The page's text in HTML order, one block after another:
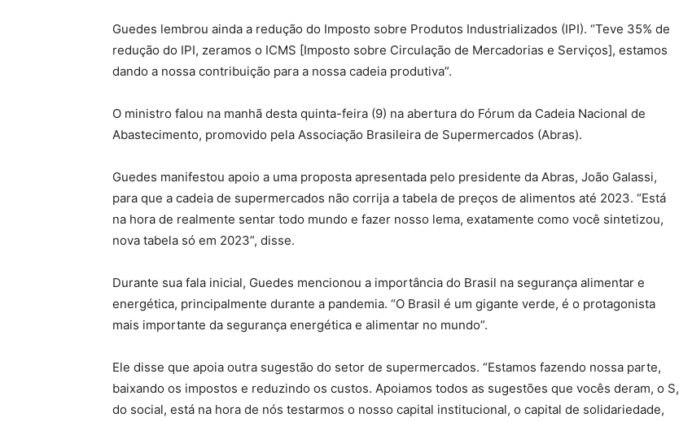
Guedes lembrou ainda a redução do Imposto sobre Produtos Industrializados (IPI). “Teve 35% de
redução do IPI, zeramos o ICMS [Imposto sobre Circulação de Mercadorias e Serviços], estamos
dando a nossa contribuição para a nossa cadeia produtiva”.
O ministro falou na manhã desta quinta-feira (9) na abertura do Fórum da Cadeia Nacional de
Abastecimento, promovido pela Associação Brasileira de Supermercados (Abras).
Guedes manifestou apoio a uma proposta apresentada pelo presidente da Abras, João Galassi,
para que a cadeia de supermercados não corrija a tabela de preços de alimentos até 2023. “Está
na hora de realmente sentar todo mundo e fazer nosso lema, exatamente como você sintetizou,
nova tabela só em 2023”, disse.
Durante sua fala inicial, Guedes mencionou a importância do Brasil na segurança alimentar e
energética, principalmente durante a pandemia. “O Brasil é um gigante verde, é o protagonista
mais importante da segurança energética e alimentar no mundo”.
Ele disse que apoia outra sugestão do setor de supermercados. “Estamos fazendo nossa parte,
baixando os impostos e reduzindo os custos. Apoiamos todos as sugestões que vocês deram, o S,
do social, está na hora de nós testarmos o nosso capital institucional, o capital de solidariedade,